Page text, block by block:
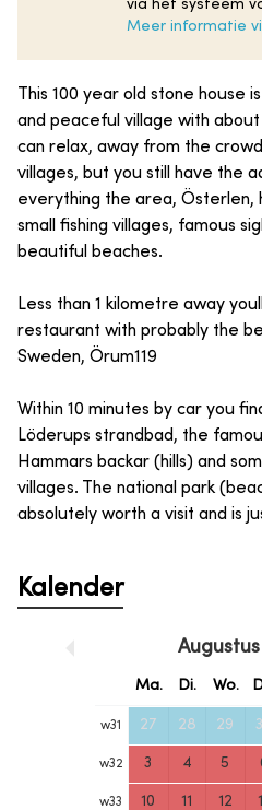
via het systeem
Meer informatie
This 100 year old stone house
and peaceful village with
can relax, away from the
villages, but you still have the
everything the area,
small fishing villages, famous
beautiful beaches.
Less than 1 kilometre away
restaurant with probably the
Sweden, Örum119
Within 10 minutes by car you
Löderups strandbad, the
Hammars backar (hills) and
villages. The national park
absolutely worth a visit and is
Kalender
Augustus
Ma. Di. Wo.
w31 27 28 29
w32 3 4 5
w33 10 11 12